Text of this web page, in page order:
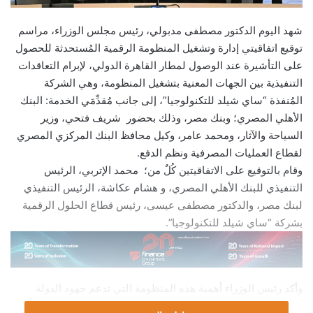
شهد اليوم الدكتور مصطفى مدبولي، رئيس مجلس الوزراء، مراسم
توقيع اتفاقيتي إدارة وتشغيل المنظومة الرقمية المُستحدثة للحصول
على التأشيرة عند الوصول لمطار القاهرة الدولي، لإبرام التعاقدات
التنفيذية بين الجهات المعنية بتشغيل المنظومة، وهي الشركة
المُنفذة “ساي شيلد للتكنولوجيا”، إلى جانب مُقدِّمَي الخدمة: البنك
الأهلي المصري؛ وبنك مصر، وذلك بحضور شريف فتحي، وزير
السياحة والآثار، ومحمد عامر، وكيل محافظ البنك المركزي المصري
لقطاع العمليات المصرفية ونظم الدفع.
وقام بالتوقيع على الاتفاقيتين كُلٌ من؛ محمد الإتربي، الرئيس
التنفيذي للبنك الأهلي المصري، و هشام عكاشة، الرئيس التنفيذي
لبنك مصر، والدكتور مصطفى عيسى، رئيس قطاع الحلول الرقمية
بشركة “ساي شيلد للتكنولوجيا”.
وأكد رئيس الوزراء أهمية هذه المنظومة التي تدعم جهود الدولة
المصرية لتطوير تجربة السائح منذ لحظة وصوله، وتيسير الإجراءات